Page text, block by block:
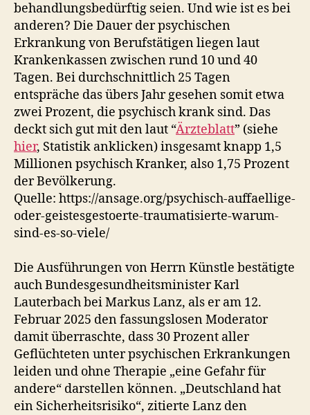
behandlungsbedürftig seien. Und wie ist es bei
anderen? Die Dauer der psychischen
Erkrankung von Berufstätigen liegen laut
Krankenkassen zwischen rund 10 und 40
Tagen. Bei durchschnittlich 25 Tagen
entspräche das übers Jahr gesehen somit etwa
zwei Prozent, die psychisch krank sind. Das
deckt sich gut mit den laut “Ärzteblatt” (siehe
hier, Statistik anklicken) insgesamt knapp 1,5
Millionen psychisch Kranker, also 1,75 Prozent
der Bevölkerung.
Quelle: https://ansage.org/psychisch-auffaellige-
oder-geistesgestoerte-traumatisierte-warum-
sind-es-so-viele/
Die Ausführungen von Herrn Künstle bestätigte
auch Bundesgesundheitsminister Karl
Lauterbach bei Markus Lanz, als er am 12.
Februar 2025 den fassungslosen Moderator
damit überraschte, dass 30 Prozent aller
Geflüchteten unter psychischen Erkrankungen
leiden und ohne Therapie „eine Gefahr für
andere“ darstellen können. „Deutschland hat
ein Sicherheitsrisiko“, zitierte Lanz den